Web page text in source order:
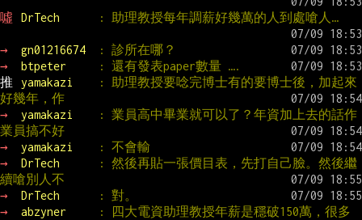
噓 DrTech : 助理教授每年調薪好幾萬的人到處嗆人…
→ gn01216674
: 診所在哪？
→
btpeter
: 還有發表paper數量 ….
推
yamakazi
: 助理教授要唸完博士有的要博士後，加起來
好幾年，作
→
yamakazi
: 業員高中畢業就可以了？年資加上去的話作
業員搞不好
→
yamakazi
: 不會輸
→
DrTech
: 然後再貼一張價目表，先打自己臉。然後繼
續嗆別人不
→
DrTech
: 對。
→
abzyner
: 四大電資助理教授年薪是穩破150萬，很多